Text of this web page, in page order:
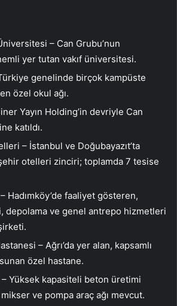
– Can Grubu’nun
yer tutan vakıf üniversitesi.
genelinde birçok kampüste
özel okul ağı.
Yayın Holding’in devriyle Can
katıldı.
– İstanbul ve Doğubayazıt’ta
otelleri zinciri; toplamda 7 tesise
Hadımköy’de faaliyet gösteren,
depolama ve genel antrepo hizmetleri
– Ağrı’da yer alan, kapsamlı
özel hastane.
Yüksek kapasiteli beton üretimi
ve pompa araç ağı mevcut.